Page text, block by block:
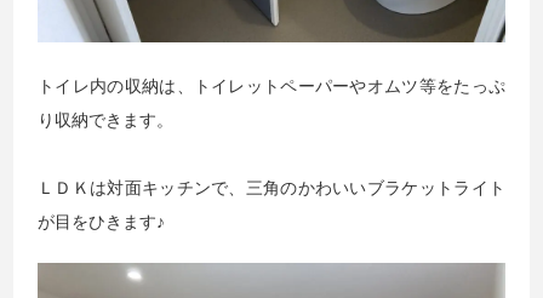
トイレ内の収納は、トイレットペーパーやオムツ等をたっぷ
り収納できます。
ＬＤＫは対面キッチンで、三角のかわいいブラケットライト
が目をひきます♪